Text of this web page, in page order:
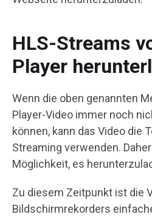
HLS-Streams
Player
Wenn die oben genannten
Player-Video immer noch
können, kann das Video die
Streaming verwenden.
Möglichkeit, es
Zu diesem Zeitpunkt ist die
Bildschirmrekorders